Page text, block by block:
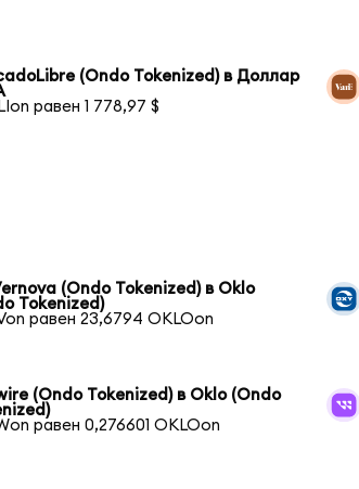
(Ondo Tokenized) в Доллар
равен 1 778,97 $
(Ondo Tokenized) в Oklo
Tokenized)
равен 23,6794 OKLOon
(Ondo Tokenized) в Oklo (Ondo
равен 0,276601 OKLOon